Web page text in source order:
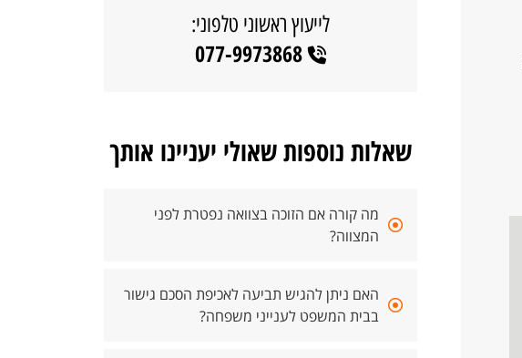
לייעוץ ראשוני טלפוני:
077-9973868
שאלות נוספות שאולי יעניינו אותך
מה קורה אם הזוכה בצוואה נפטרת לפני
המצווה?
האם ניתן להגיש תביעה לאכיפת הסכם גישור
בבית המשפט לענייני משפחה?